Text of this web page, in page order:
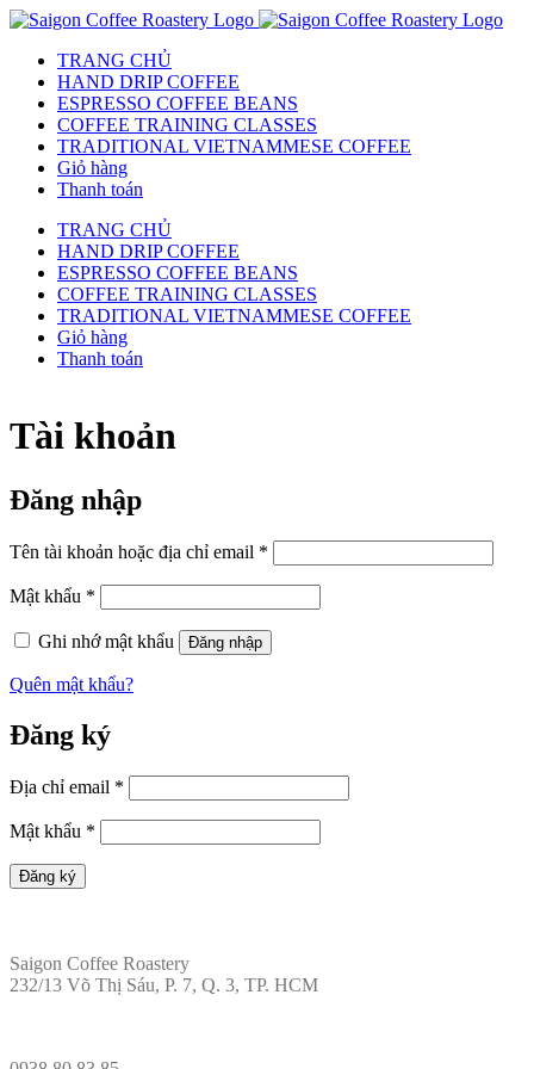
TRANG CHỦ
HAND DRIP COFFEE
ESPRESSO COFFEE BEANS
COFFEE TRAINING CLASSES
TRADITIONAL VIETNAMMESE COFFEE
Giỏ hàng
Thanh toán
TRANG CHỦ
HAND DRIP COFFEE
ESPRESSO COFFEE BEANS
COFFEE TRAINING CLASSES
TRADITIONAL VIETNAMMESE COFFEE
Giỏ hàng
Thanh toán
Tài khoản
Đăng nhập
Tên tài khoản hoặc địa chỉ email *
Mật khẩu *
Ghi nhớ mật khẩu Đăng nhập
Quên mật khẩu?
Đăng ký
Địa chỉ email *
Mật khẩu *
Đăng ký
Saigon Coffee Roastery
232/13 Võ Thị Sáu, P. 7, Q. 3, TP. HCM